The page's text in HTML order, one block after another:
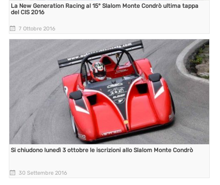
La New Generation Racing al 15° Slalom Monte Condrò ultima tappa
del CIS 2016
7 Ottobre 2016
Si chiudono lunedì 3 ottobre le iscrizioni allo Slalom Monte Condrò
30 Settembre 2016